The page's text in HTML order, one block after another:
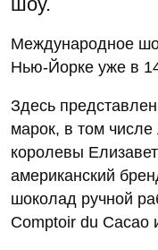
Международное
Нью-Йорке уже в
Здесь
марок, в том
королевы
американский
шоколад ручной
Comptoir du Cacao